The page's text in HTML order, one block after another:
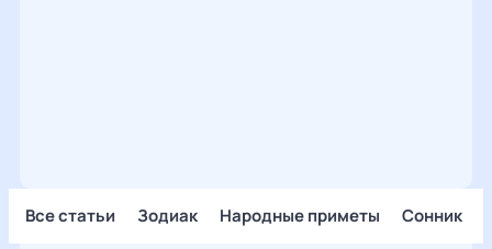
Все статьи Зодиак Народные приметы Сонник